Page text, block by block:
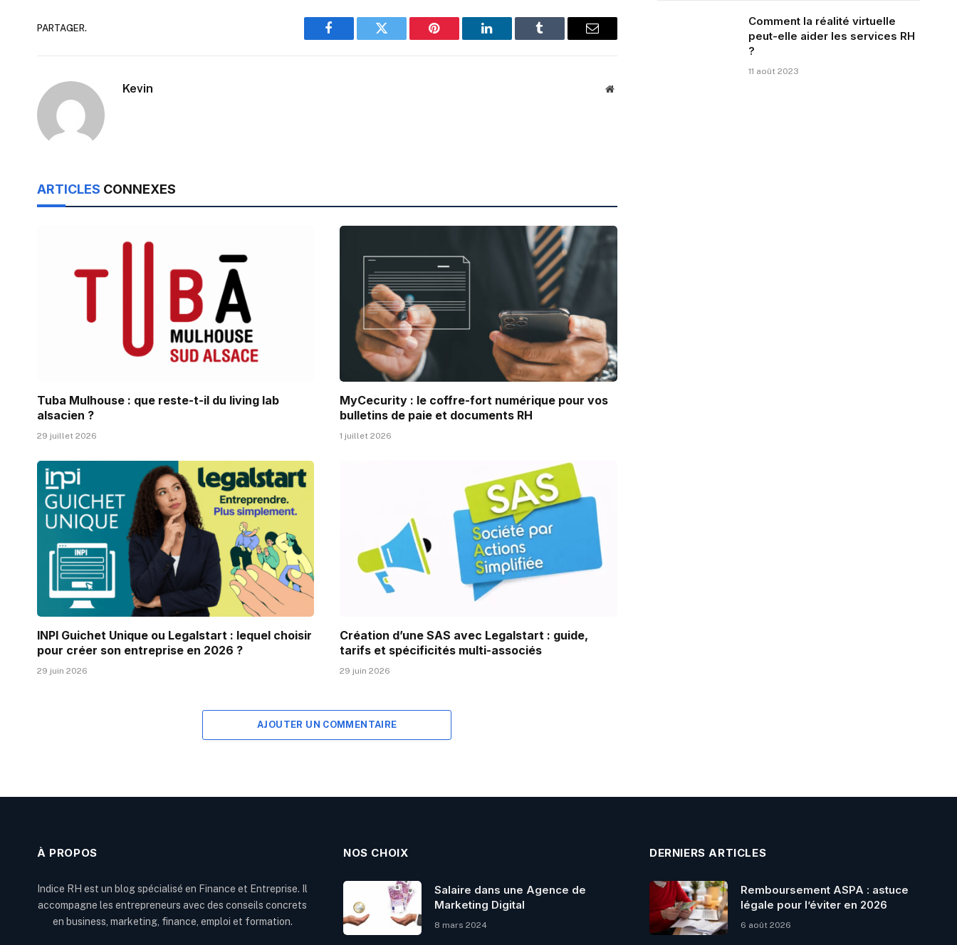
PARTAGER.
Facebook Twitter Pinterest LinkedIn Tumblr Email
Kevin Website
ARTICLES CONNEXES
Tuba Mulhouse : que reste-t-il du living lab
alsacien ?
29 juillet 2026
MyCecurity : le coffre-fort numérique pour vos
bulletins de paie et documents RH
1 juillet 2026
INPI Guichet Unique ou Legalstart : lequel choisir
pour créer son entreprise en 2026 ?
29 juin 2026
Création d’une SAS avec Legalstart : guide,
tarifs et spécificités multi-associés
29 juin 2026
AJOUTER UN COMMENTAIRE
Comment la réalité virtuelle
peut-elle aider les services RH
?
11 août 2023
À PROPOS
Indice RH est un blog spécialisé en Finance et Entreprise. Il
accompagne les entrepreneurs avec des conseils concrets
en business, marketing, finance, emploi et formation.
NOS CHOIX
Salaire dans une Agence de
Marketing Digital
8 mars 2024
DERNIERS ARTICLES
Remboursement ASPA : astuce
légale pour l’éviter en 2026
6 août 2026